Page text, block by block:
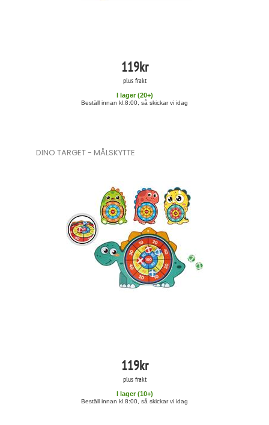
119kr
plus frakt
I lager (20+)
Beställ innan kl.8:00, så skickar vi idag
DINO TARGET - MÅLSKYTTE
119kr
plus frakt
I lager (10+)
Beställ innan kl.8:00, så skickar vi idag